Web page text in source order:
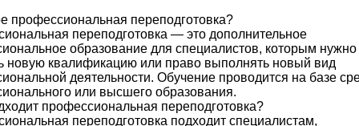
профессиональная переподготовка?
переподготовка — это дополнительное
образование для специалистов, которым нужно
новую квалификацию или право выполнять новый вид
деятельности. Обучение проводится на базе
или высшего образования.
профессиональная переподготовка?
переподготовка подходит специалистам,